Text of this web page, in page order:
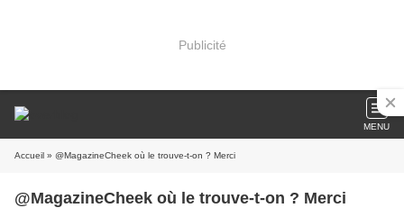
Publicité
MENU
Accueil » @MagazineCheek où le trouve-t-on ? Merci
@MagazineCheek où le trouve-t-on ? Merci